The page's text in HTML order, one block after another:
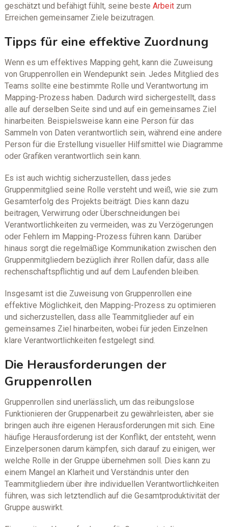
geschätzt und befähigt fühlt, seine beste Arbeitzum
Erreichen gemeinsamer Ziele beizutragen.
Tipps für eine effektive Zuordnung
Wenn es um effektives Mapping geht, kann die Zuweisung
von Gruppenrollen ein Wendepunkt sein. Jedes Mitglied des
Teams sollte eine bestimmte Rolle und Verantwortung im
Mapping-Prozess haben. Dadurch wird sichergestellt, dass
alle auf derselben Seite sind und auf ein gemeinsames Ziel
hinarbeiten. Beispielsweise kann eine Person für das
Sammeln von Daten verantwortlich sein, während eine andere
Person für die Erstellung visueller Hilfsmittel wie Diagramme
oder Grafiken verantwortlich sein kann.
Es ist auch wichtig sicherzustellen, dass jedes
Gruppenmitglied seine Rolle versteht und weiß, wie sie zum
Gesamterfolg des Projekts beiträgt. Dies kann dazu
beitragen, Verwirrung oder Überschneidungen bei
Verantwortlichkeiten zu vermeiden, was zu Verzögerungen
oder Fehlern im Mapping-Prozess führen kann. Darüber
hinaus sorgt die regelmäßige Kommunikation zwischen den
Gruppenmitgliedern bezüglich ihrer Rollen dafür, dass alle
rechenschaftspflichtig und auf dem Laufenden bleiben.
Insgesamt ist die Zuweisung von Gruppenrollen eine
effektive Möglichkeit, den Mapping-Prozess zu optimieren
und sicherzustellen, dass alle Teammitglieder auf ein
gemeinsames Ziel hinarbeiten, wobei für jeden Einzelnen
klare Verantwortlichkeiten festgelegt sind.
Die Herausforderungen der
Gruppenrollen
Gruppenrollen sind unerlässlich, um das reibungslose
Funktionieren der Gruppenarbeit zu gewährleisten, aber sie
bringen auch ihre eigenen Herausforderungen mit sich. Eine
häufige Herausforderung ist der Konflikt, der entsteht, wenn
Einzelpersonen darum kämpfen, sich darauf zu einigen, wer
welche Rolle in der Gruppe übernehmen soll. Dies kann zu
einem Mangel an Klarheit und Verständnis unter den
Teammitgliedern über ihre individuellen Verantwortlichkeiten
führen, was sich letztendlich auf die Gesamtproduktivität der
Gruppe auswirkt.